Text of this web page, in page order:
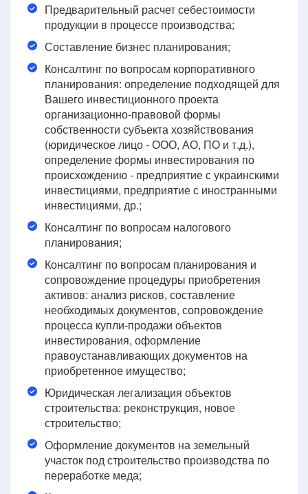
Предварительный расчет себестоимости
продукции в процессе производства;
Составление бизнес планирования;
Консалтинг по вопросам корпоративного
планирования: определение подходящей для
Вашего инвестиционного проекта
организационно-правовой формы
собственности субъекта хозяйствования
(юридическое лицо - ООО, АО, ПО и т.д.),
определение формы инвестирования по
происхождению - предприятие с украинскими
инвестициями, предприятие с иностранными
инвестициями, др.;
Консалтинг по вопросам налогового
планирования;
Консалтинг по вопросам планирования и
сопровождение процедуры приобретения
активов: анализ рисков, составление
необходимых документов, сопровождение
процесса купли-продажи объектов
инвестирования, оформление
правоустанавливающих документов на
приобретенное имущество;
Юридическая легализация объектов
строительства: реконструкция, новое
строительство;
Оформление документов на земельный
участок под строительство производства по
переработке меда;